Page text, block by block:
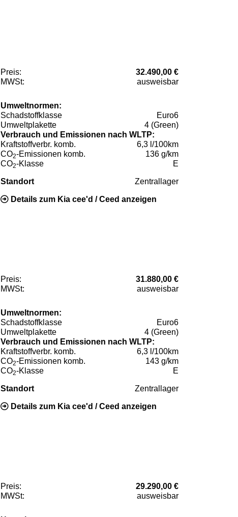
Preis:
32.490,00 €
MWSt:
ausweisbar
Umweltnormen:
Schadstoffklasse
Euro6
Umweltplakette
4 (Green)
Verbrauch und Emissionen nach WLTP:
Kraftstoffverbr. komb.
6,3 l/100km
CO2-Emissionen komb.
136 g/km
CO2-Klasse E
Standort Zentrallager
Details zum Kia cee'd / Ceed anzeigen
Preis:
31.880,00 €
MWSt:
ausweisbar
Umweltnormen:
Schadstoffklasse
Euro6
Umweltplakette
4 (Green)
Verbrauch und Emissionen nach WLTP:
Kraftstoffverbr. komb.
6,3 l/100km
CO2-Emissionen komb.
143 g/km
CO2-Klasse E
Standort Zentrallager
Details zum Kia cee'd / Ceed anzeigen
Preis:
29.290,00 €
MWSt:
ausweisbar